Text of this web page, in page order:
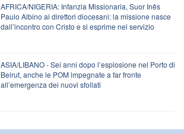
AFRICA/NIGERIA: Infanzia Missionaria, Suor Inês
Paulo Albino ai direttori diocesani: la missione nasce
dall’incontro con Cristo e si esprime nel servizio
ASIA/LIBANO - Sei anni dopo l’esplosione nel Porto di
Beirut, anche le POM impegnate a far fronte
all’emergenza dei nuovi sfollati